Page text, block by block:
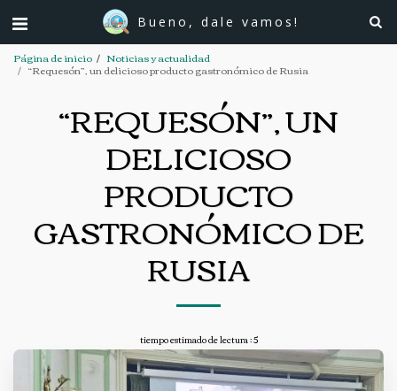
Bueno, dale vamos!
Página de inicio Noticias y actualidad
“Requesón”, un delicioso producto gastronómico de Rusia
“REQUESÓN”, UN
DELICIOSO
PRODUCTO
GASTRONÓMICO DE
RUSIA
tiempo estimado de lectura : 5